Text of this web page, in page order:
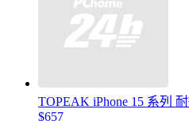
TOPEAK iPhone 15 系列
$657